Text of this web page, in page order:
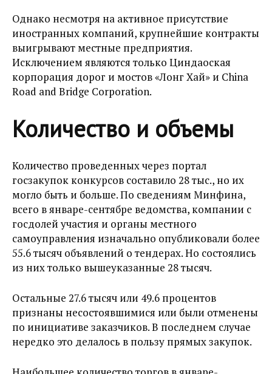
Однако несмотря на активное присутствие
иностранных компаний, крупнейшие контракты
выигрывают местные предприятия.
Исключением являются только Циндаоская
корпорация дорог и мостов «Лонг Хай» и China
Road and Bridge Corporation.
Количество и объемы
Количество проведенных через портал
госзакупок конкурсов составило 28 тыс., но их
могло быть и больше. По сведениям Минфина,
всего в январе-сентябре ведомства, компании с
госдолей участия и органы местного
самоуправления изначально опубликовали более
55.6 тысяч объявлений о тендерах. Но состоялись
из них только вышеуказанные 28 тысяч.
Остальные 27.6 тысяч или 49.6 процентов
признаны несостоявшимися или были отменены
по инициативе заказчиков. В последнем случае
нередко это делалось в пользу прямых закупок.